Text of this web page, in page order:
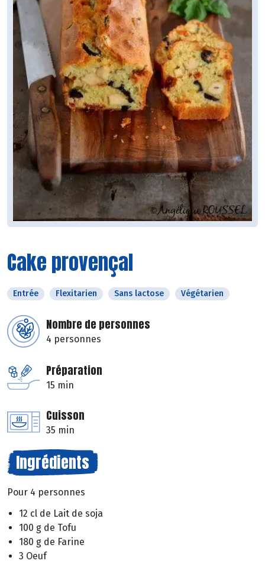
Cake provençal
Entrée Flexitarien Sans lactose Végétarien
Nombre de personnes
4 personnes
Préparation
15 min
Cuisson
35 min
Ingrédients
Pour 4 personnes
12 cl de Lait de soja
100 g de Tofu
180 g de Farine
3 Oeuf